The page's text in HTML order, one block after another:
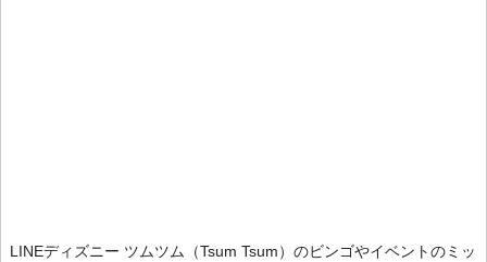
LINEディズニー ツムツム（Tsum Tsum）のビンゴやイベントのミッ